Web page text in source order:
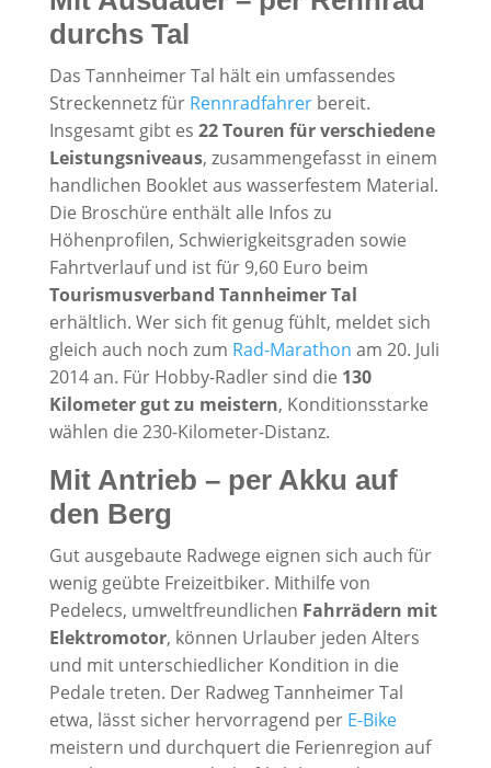
durchs Tal
Das Tannheimer Tal hält ein umfassendes
Streckennetz für Rennradfahrerbereit.
Insgesamt gibt es 22 Touren für verschiedene
Leistungsniveaus, zusammengefasst in einem
handlichen Booklet aus wasserfestem Material.
Die Broschüre enthält alle Infos zu
Höhenprofilen, Schwierigkeitsgraden sowie
Fahrtverlauf und ist für 9,60 Euro beim
Tourismusverband Tannheimer Tal
erhältlich. Wer sich fit genug fühlt, meldet sich
gleich auch noch zum Rad-Marathon am 20. Juli
2014 an. Für Hobby-Radler sind die 130
Kilometer gut zu meistern, Konditionsstarke
wählen die 230-Kilometer-Distanz.
Mit Antrieb – per Akku auf
den Berg
Gut ausgebaute Radwege eignen sich auch für
wenig geübte Freizeitbiker. Mithilfe von
Pedelecs, umweltfreundlichen Fahrrädern mit
Elektromotor, können Urlauber jeden Alters
und mit unterschiedlicher Kondition in die
Pedale treten. Der Radweg Tannheimer Tal
etwa, lässt sicher hervorragend per E-Bike
meistern und durchquert die Ferienregion auf